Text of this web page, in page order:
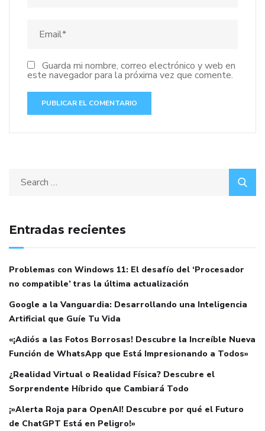
Guarda mi nombre, correo electrónico y web en
este navegador para la próxima vez que comente.
Entradas recientes
Problemas con Windows 11: El desafío del ‘Procesador
no compatible’ tras la última actualización
Google a la Vanguardia: Desarrollando una Inteligencia
Artificial que Guíe Tu Vida
«¡Adiós a las Fotos Borrosas! Descubre la Increíble Nueva
Función de WhatsApp que Está Impresionando a Todos»
¿Realidad Virtual o Realidad Física? Descubre el
Sorprendente Híbrido que Cambiará Todo
¡»Alerta Roja para OpenAI! Descubre por qué el Futuro
de ChatGPT Está en Peligro!»